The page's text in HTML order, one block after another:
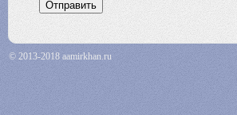
© 2013-2018 aamirkhan.ru